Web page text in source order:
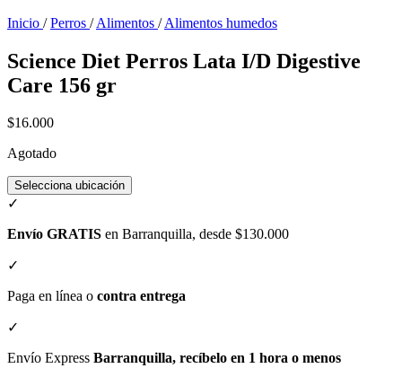
Inicio / Perros / Alimentos / Alimentos humedos
Science Diet Perros Lata I/D Digestive
Care 156 gr
$16.000
Agotado
Selecciona ubicación
✓
Envío GRATIS en Barranquilla, desde $130.000
✓
Paga en línea o contra entrega
✓
Envío Express Barranquilla, recíbelo en 1 hora o menos